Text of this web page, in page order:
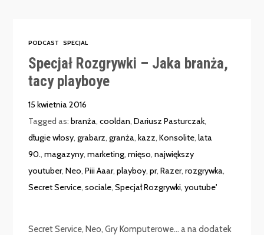
PODCAST SPECJAL
Specjał Rozgrywki – Jaka branża,
tacy playboye
15 kwietnia 2016
Tagged as:branża,cooldan,Dariusz Pasturczak,
długie włosy,grabarz,granża,kazz,Konsolite,lata
90.,magazyny,marketing,mięso,największy
youtuber,Neo,Piii Aaar,playboy,pr,Razer,rozgrywka,
Secret Service,sociale,Specjał Rozgrywki,youtube'
Secret Service, Neo, Gry Komputerowe… a na dodatek